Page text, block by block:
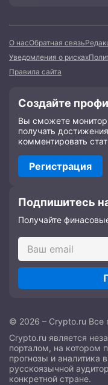
О насОбратная связь
Уведомления о рисках
Правила сайта
Создайте
Вы сможете
получать
комментировать
Регистрация
Подпишитесь
Получайте
© 2026 – Crypto.ru
Crypto.ru является
порталом, на котором
прогнозы и аналитика
русскоязычной
конкретной стране.